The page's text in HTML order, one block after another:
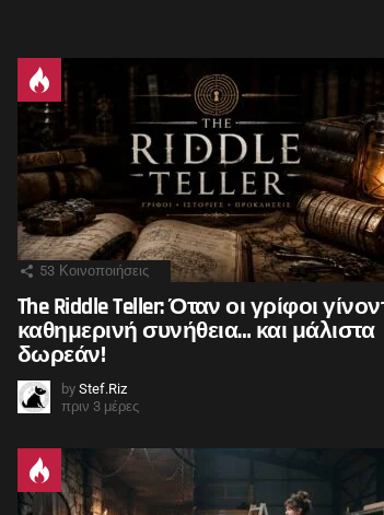
53 Κοινοποιήσεις
The Riddle Teller: Όταν οι γρίφοι
καθημερινή συνήθεια… και μάλιστα
δωρεάν!
by Stef.Riz
πριν 3 μέρες